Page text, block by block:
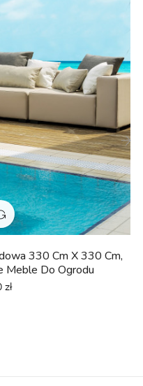
330 Cm X 330 Cm,
Meble Do Ogrodu
zł
›